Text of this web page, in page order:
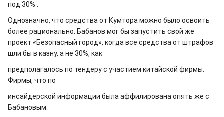
под 30% .
Однозначно, что средства от Кумтора можно было освоить
более рационально. Бабанов мог бы запустить свой же
проект «Безопасный город», когда все средства от штрафов
шли бы в казну, а не 30%, как
предполагалось по тендеру с участием китайской фирмы.
Фирмы, что по
инсайдерской информации была аффилирована опять же с
Бабановым.